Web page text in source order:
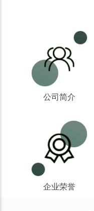
公司简介
企业荣誉